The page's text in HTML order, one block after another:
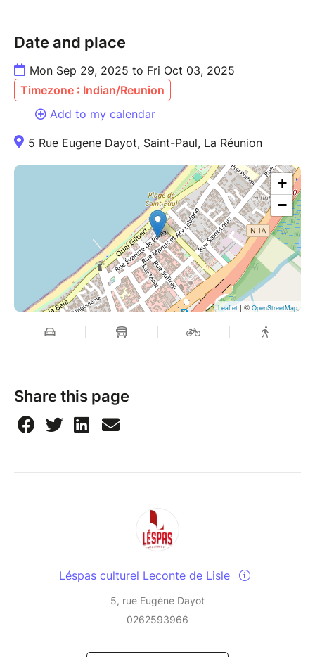
Date and place
Mon Sep 29, 2025 to Fri Oct 03, 2025
Timezone : Indian/Reunion
Add to my calendar
5 Rue Eugene Dayot, Saint-Paul, La Réunion
+
−
Leaflet | © OpenStreetMap
Share this page
Léspas culturel Leconte de Lisle
5, rue Eugène Dayot
0262593966